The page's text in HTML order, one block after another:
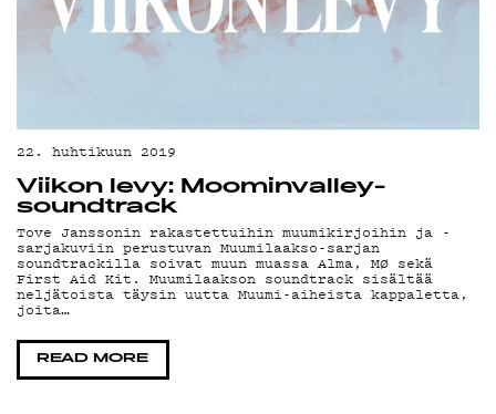
PODCAST
MAINOSTA
YHTEYSTIEDOT
G LIVELAB
YSTÄVÄKLUBI
TIETOSUOJA
22. huhtikuun 2019
Viikon levy: Moominvalley-
soundtrack
Tove Janssonin rakastettuihin muumikirjoihin ja -
sarjakuviin perustuvan Muumilaakso-sarjan
soundtrackilla soivat muun muassa Alma, MØ sekä
First Aid Kit. Muumilaakson soundtrack sisältää
neljätoista täysin uutta Muumi-aiheista kappaletta,
joita…
READ MORE